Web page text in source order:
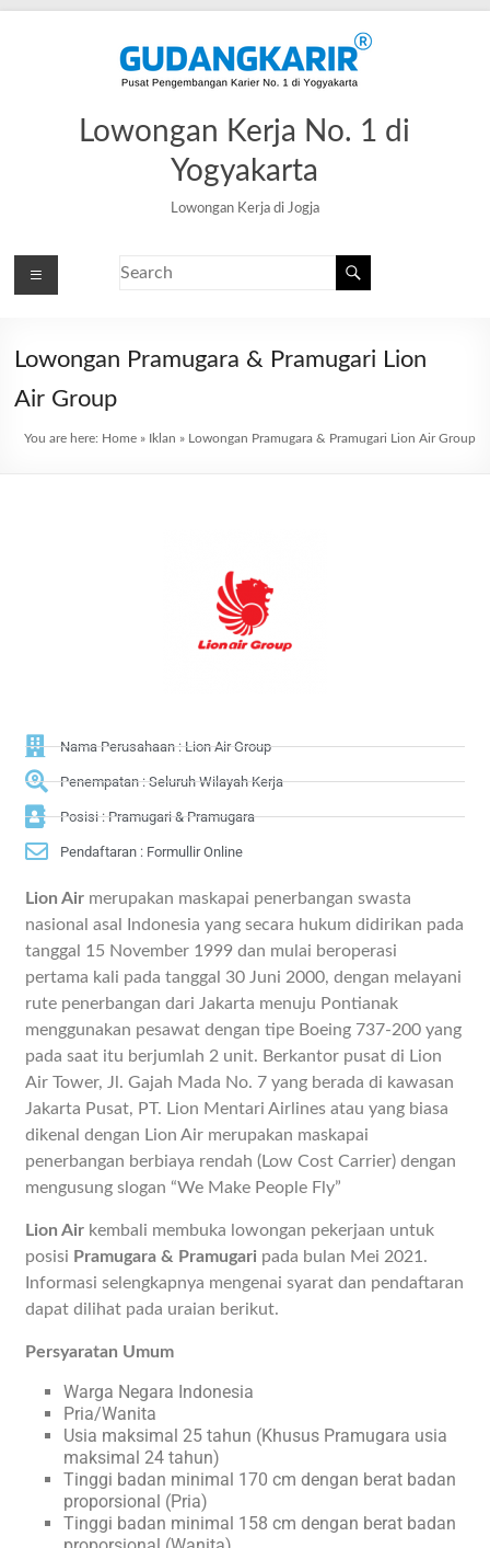
Lowongan Kerja No. 1 di
Yogyakarta
Lowongan Kerja di Jogja
Lowongan Pramugara & Pramugari Lion
Air Group
You are here: Home» Iklan » Lowongan Pramugara & Pramugari Lion Air Group
Nama Perusahaan : Lion Air Group
Penempatan : Seluruh Wilayah Kerja
Posisi : Pramugari & Pramugara
Pendaftaran : Formullir Online
Lion Air merupakan maskapai penerbangan swasta
nasional asal Indonesia yang secara hukum didirikan pada
tanggal 15 November 1999 dan mulai beroperasi
pertama kali pada tanggal 30 Juni 2000, dengan melayani
rute penerbangan dari Jakarta menuju Pontianak
menggunakan pesawat dengan tipe Boeing 737-200 yang
pada saat itu berjumlah 2 unit. Berkantor pusat di Lion
Air Tower, Jl. Gajah Mada No. 7 yang berada di kawasan
Jakarta Pusat, PT. Lion Mentari Airlines atau yang biasa
dikenal dengan Lion Air merupakan maskapai
penerbangan berbiaya rendah (Low Cost Carrier) dengan
mengusung slogan “We Make People Fly”
Lion Air kembali membuka lowongan pekerjaan untuk
posisi Pramugara & Pramugari pada bulan Mei 2021.
Informasi selengkapnya mengenai syarat dan pendaftaran
dapat dilihat pada uraian berikut.
Persyaratan Umum
Warga Negara Indonesia
Pria/Wanita
Usia maksimal 25 tahun (Khusus Pramugara usia
maksimal 24 tahun)
Tinggi badan minimal 170 cm dengan berat badan
proporsional (Pria)
Tinggi badan minimal 158 cm dengan berat badan